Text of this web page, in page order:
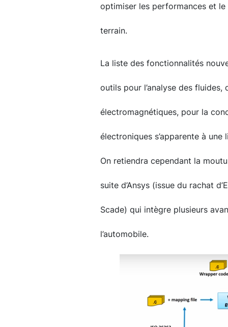
optimiser les performances et
terrain.
La liste des fonctionnalités
outils pour l’analyse des
électromagnétiques, pour la
électroniques s’apparente à
On retiendra cependant la
suite d’Ansys (issue du rachat
Scade) qui intègre plusieurs
l’automobile.